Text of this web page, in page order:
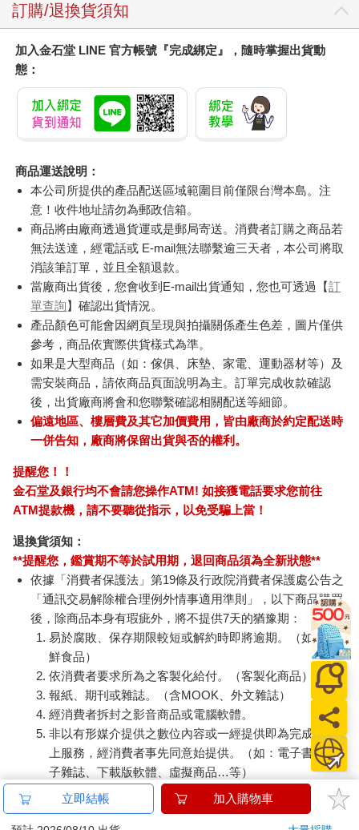
訂購/退換貨須知
加入金石堂 LINE 官方帳號『完成綁定』，隨時掌握出貨動
態：
商品運送說明：
本公司所提供的產品配送區域範圍目前僅限台灣本島。注
意！收件地址請勿為郵政信箱。
商品將由廠商透過貨運或是郵局寄送。消費者訂購之商品若
無法送達，經電話或 E-mail無法聯繫逾三天者，本公司將取
消該筆訂單，並且全額退款。
當廠商出貨後，您會收到E-mail出貨通知，您也可透過【訂
單查詢】確認出貨情況。
產品顏色可能會因網頁呈現與拍攝關係產生色差，圖片僅供
參考，商品依實際供貨樣式為準。
如果是大型商品（如：傢俱、床墊、家電、運動器材等）及
需安裝商品，請依商品頁面說明為主。訂單完成收款確認
後，出貨廠商將會和您聯繫確認相關配送等細節。
偏遠地區、樓層費及其它加價費用，皆由廠商於約定配送時
一併告知，廠商將保留出貨與否的權利。
提醒您！！
金石堂及銀行均不會請您操作ATM! 如接獲電話要求您前往
ATM提款機，請不要聽從指示，以免受騙上當！
退換貨須知：
**提醒您，鑑賞期不等於試用期，退回商品須為全新狀態**
依據「消費者保護法」第19條及行政院消費者保護處公告之
「通訊交易解除權合理例外情事適用準則」，以下商品購買
後，除商品本身有瑕疵外，將不提供7天的猶豫期：
易於腐敗、保存期限較短或解約時即將逾期。（如：生
鮮食品）
依消費者要求所為之客製化給付。（客製化商品）
報紙、期刊或雜誌。（含MOOK、外文雜誌）
經消費者拆封之影音商品或電腦軟體。
非以有形媒介提供之數位內容或一經提供即為完成之線
上服務，經消費者事先同意始提供。（如：電子書、電
子雜誌、下載版軟體、虛擬商品…等）
已拆封之個人衛生用品。（如：內衣褲、刮鬍刀、除毛
刀…等）
立即結帳 加入購物車